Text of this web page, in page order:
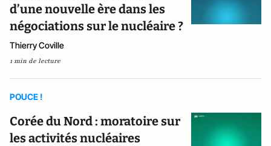
d’une nouvelle ère dans les
négociations sur le nucléaire ?
Thierry Coville
1 min de lecture
POUCE !
Corée du Nord : moratoire sur
les activités nucléaires ‎